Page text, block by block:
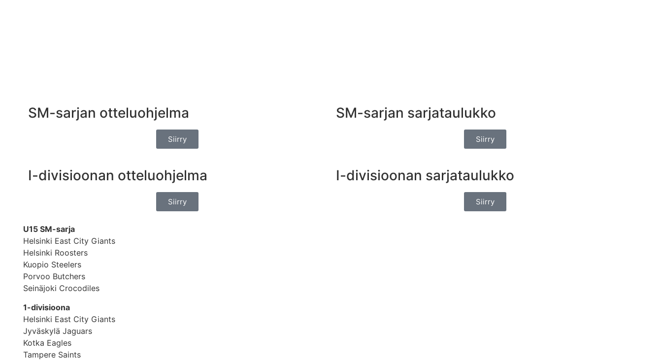
SM-sarjan otteluohjelma
Siirry
SM-sarjan sarjataulukko
Siirry
I-divisioonan otteluohjelma
Siirry
I-divisioonan sarjataulukko
Siirry
U15 SM-sarja
Helsinki East City Giants
Helsinki Roosters
Kuopio Steelers
Porvoo Butchers
Seinäjoki Crocodiles
1-divisioona
Helsinki East City Giants
Jyväskylä Jaguars
Kotka Eagles
Tampere Saints